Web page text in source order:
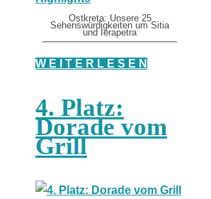
Ostkreta: Unsere 25
Sehenswürdigkeiten um Sitia
und Ierapetra
W E I T E R L E S E N
4. Platz:
Dorade vom
Grill